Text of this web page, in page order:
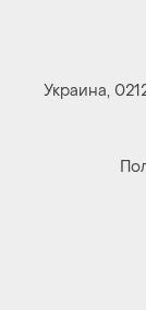
Украина,